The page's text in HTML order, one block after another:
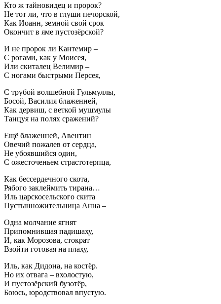
Кто ж тайновидец и пророк?
Не тот ли, что в глуши печорской,
Как Иоанн, земной свой срок
Окончит в яме пустозёрской?
И не пророк ли Кантемир –
С рогами, как у Моисея,
Или скиталец Велимир –
С ногами быстрыми Персея,
С трубой волшебной Гульмуллы,
Босой, Василия блаженней,
Как дервиш, с веткой мушмулы
Танцуя на полях сражений?
Ещё блаженней, Авентин
Овечий пожалев от сердца,
Не убоявшийся один,
С ожесточеньем страстотерпца,
Как бессердечного скота,
Рябого заклеймить тирана…
Иль царскосельского скита
Пустынножительница Анна –
Одна молчание ягнят
Припомнившая падишаху,
И, как Морозова, стократ
Взойти готовая на плаху,
Иль, как Дидона, на костёр.
Но их отвага – вхолостую,
И пустозёрский бузотёр,
Боюсь, юродствовал впустую.